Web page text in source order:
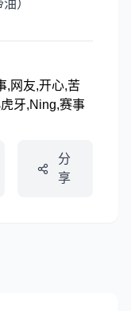
）
,网友,开心,苦
牙,Ning,赛事
分
享